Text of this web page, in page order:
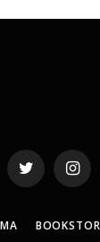
Twitter